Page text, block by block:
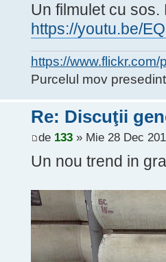
Un filmulet cu sos.
https://youtu.be/
https://
Purcelul mov
Re: Discuţii
de 133» Mie 28 Dec
Un nou trend in